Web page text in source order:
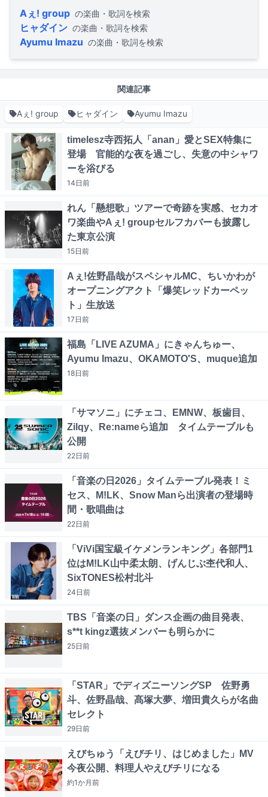
Aぇ! group の楽曲・歌詞を検索
ヒャダイン の楽曲・歌詞を検索
Ayumu Imazu の楽曲・歌詞を検索
関連記事
Aぇ! group ヒャダイン Ayumu Imazu
timelesz寺西拓人「anan」愛とSEX特集に
登場 官能的な夜を過ごし、失意の中シャワ
ーを浴びる
14日前
れん「懸想歌」ツアーで奇跡を実感、セカオ
ワ楽曲やAぇ! groupセルフカバーも披露し
た東京公演
15日前
Aぇ!佐野晶哉がスペシャルMC、ちいかわが
オープニングアクト「爆笑レッドカーペッ
ト」生放送
17日前
福島「LIVE AZUMA」にきゃんちゅー、
Ayumu Imazu、OKAMOTO'S、muque追加
18日前
「サマソニ」にチェコ、EMNW、板歯目、
Zilqy、Re:nameら追加 タイムテーブルも
公開
22日前
「音楽の日2026」タイムテーブル発表！ミ
セス、M!LK、Snow Manら出演者の登場時
間・歌唱曲は
22日前
「ViVi国宝級イケメンランキング」各部門1
位はM!LK山中柔太朗、げんじぶ杢代和人、
SixTONES松村北斗
24日前
TBS「音楽の日」ダンス企画の曲目発表、
s**t kingz選抜メンバーも明らかに
25日前
「STAR」でディズニーソングSP 佐野勇
斗、佐野晶哉、髙塚大夢、増田貴久らが名曲
セレクト
29日前
えびちゅう「えびチリ、はじめました」MV
今夜公開、料理人やえびチリになる
約1か月前